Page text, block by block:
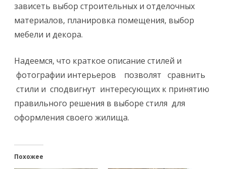
зависеть выбор строительных и отделочных
материалов, планировка помещения, выбор
мебели и декора.
Надеемся, что краткое описание стилей и
фотографии интерьеров позволят сравнить
стили и сподвигнут интересующих к принятию
правильного решения в выборе стиля для
оформления своего жилища.
Похожее